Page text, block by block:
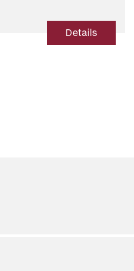
Details